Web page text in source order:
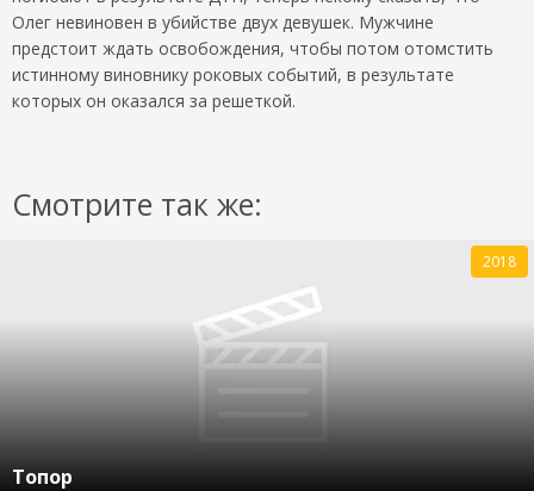
Олег невиновен в убийстве двух девушек. Мужчине
предстоит ждать освобождения, чтобы потом отомстить
истинному виновнику роковых событий, в результате
которых он оказался за решеткой.
Смотрите так же:
Топор
2018